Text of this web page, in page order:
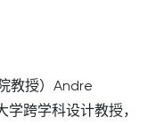
教授）Andre
跨学科设计教授，